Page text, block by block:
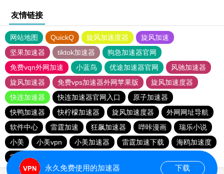
友情链接
网站地图 QuickQ 旋风加速度器
旋风加速
坚果加速器
tiktok加速器
狗急加速器官网
免费vqn外网加速
小蓝鸟 优途加速器官网
风驰加速器
旋风加速器
免费vps加速器外网苹果版
旋风加速度器
快连加速器
快连加速器官网入口
原子加速器
快鸭加速器
快柠檬加速器 旋风加速度器
外网网址导航
软件中心
雷霆加速 狂飙加速器 哔咔漫画
瑞乐小说
小美
小美vpn 小美加速器 雷霆加速下载
海鸥加速度
雷霆加速版ins
永久免费使用的加速器 下载